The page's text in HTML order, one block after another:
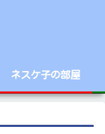
ネスケ子の部屋